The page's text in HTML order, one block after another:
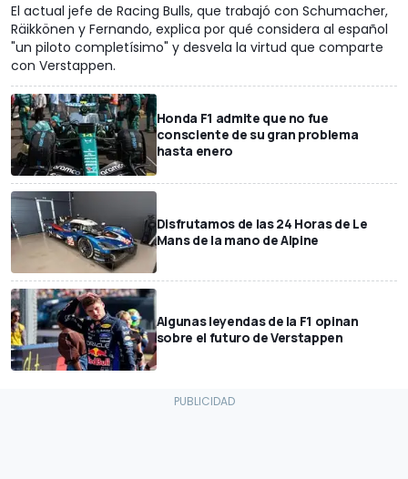
El actual jefe de Racing Bulls, que trabajó con Schumacher,
Räikkönen y Fernando, explica por qué considera al español
"un piloto completísimo" y desvela la virtud que comparte
con Verstappen.
Honda F1 admite que no fue
consciente de su gran problema
hasta enero
Disfrutamos de las 24 Horas de Le
Mans de la mano de Alpine
Algunas leyendas de la F1 opinan
sobre el futuro de Verstappen